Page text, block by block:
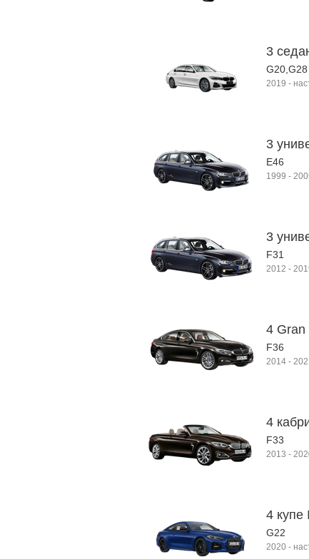
3
G20,G28
2019 -
3
E46
1999 -
3
F31
2012 -
4 Gran
F36
2014-
4
F33
2013 -
4 купе
G22
2020-